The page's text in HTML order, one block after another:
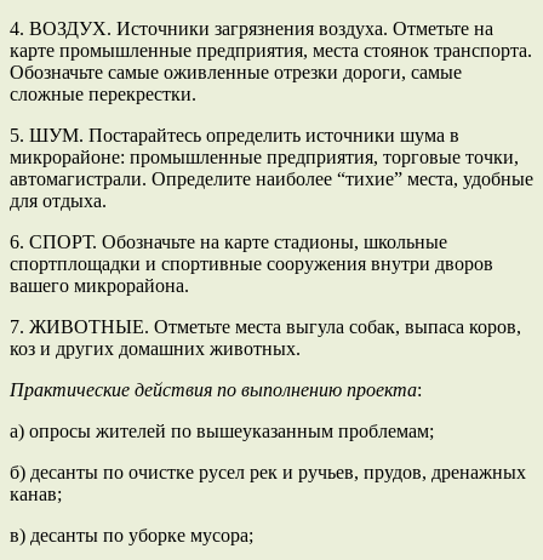
4. ВОЗДУХ. Источники загрязнения воздуха. Отметьте на
карте промышленные предприятия, места стоянок транспорта.
Обозначьте самые оживленные отрезки дороги, самые
сложные перекрестки.
5. ШУМ. Постарайтесь определить источники шума в
микрорайоне: промышленные предприятия, торговые точки,
автомагистрали. Определите наиболее “тихие” места, удобные
для отдыха.
6. СПОРТ. Обозначьте на карте стадионы, школьные
спортплощадки и спортивные сооружения внутри дворов
вашего микрорайона.
7. ЖИВОТНЫЕ. Отметьте места выгула собак, выпаса коров,
коз и других домашних животных.
Практические действия по выполнению проекта:
а) опросы жителей по вышеуказанным проблемам;
б) десанты по очистке русел рек и ручьев, прудов, дренажных
канав;
в) десанты по уборке мусора;